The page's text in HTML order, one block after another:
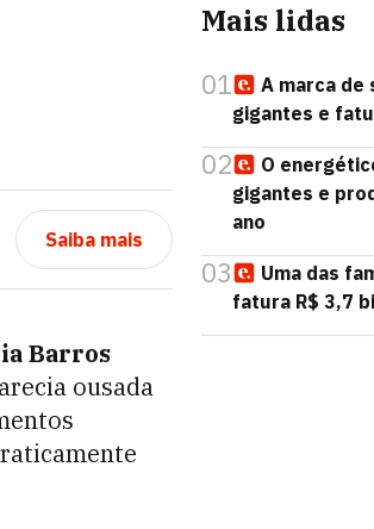
Saiba mais
Barros
ousada
Mais lidas
01
A marca de
gigantes e
02
O
gigantes e
ano
03
Uma das
fatura R$ 3,7